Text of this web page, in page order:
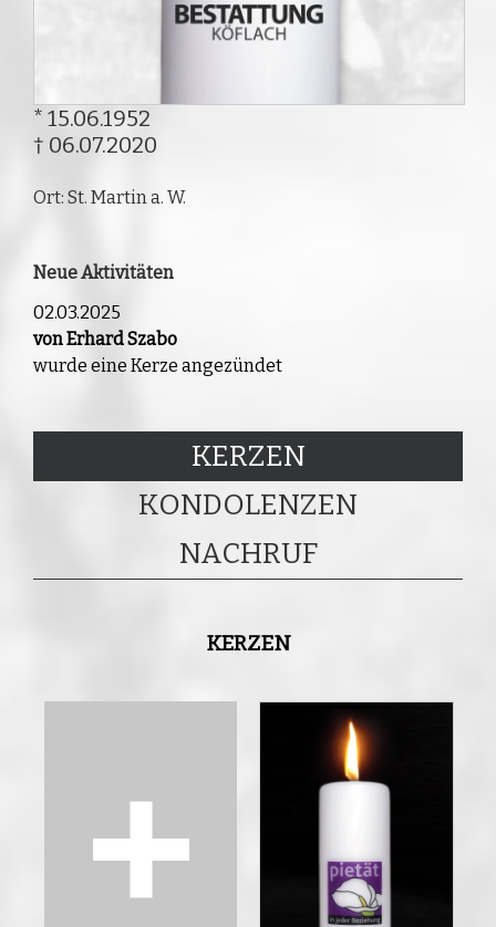
* 15.06.1952
† 06.07.2020
Ort: St. Martin a. W.
Neue Aktivitäten
02.03.2025
von Erhard Szabo
wurde eine Kerze angezündet
KERZEN
KONDOLENZEN
NACHRUF
KERZEN